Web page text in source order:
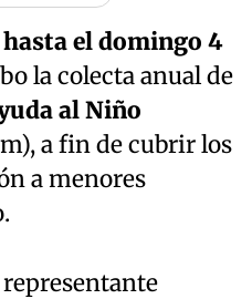
hasta el domingo 4
la colecta anual de
al Niño
a fin de cubrir los
a menores
representante